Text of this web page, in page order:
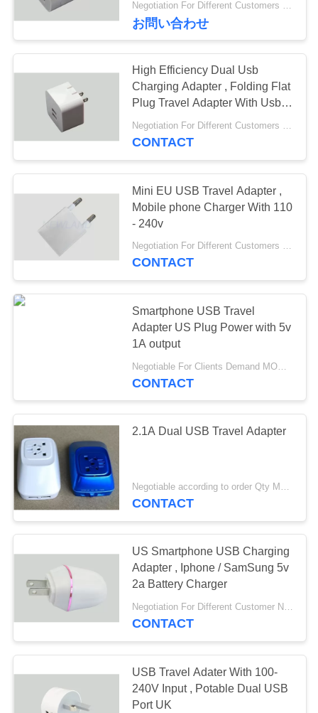
図
PRIVACY
POLICY
Negotiation For Different Customers Need MOQ:1000pcs
お問い合わせ
High Efficiency Dual Usb
Charging Adapter , Folding Flat
Plug Travel Adapter With Usb
Port
Negotiation For Different Customers Need MOQ:1000pcs
CONTACT
Mini EU USB Travel Adapter ,
Mobile phone Charger With 110
- 240v
Negotiation For Different Customers Need MOQ:1000 pcs
CONTACT
Smartphone USB Travel
Adapter US Plug Power with 5v
1A output
CONTACT
2.1A Dual USB Travel Adapter
Negotiable according to order Qty MOQ:3,000pcs
CONTACT
US Smartphone USB Charging
Adapter , Iphone / SamSung 5v
2a Battery Charger
Negotiation For Different Customer Need MOQ:1000pcs
CONTACT
USB Travel Adater With 100-
240V Input , Potable Dual USB
Port UK